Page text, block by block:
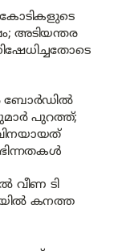
കോടികളുടെ
അടിയന്തര
ബോർഡിൽ
പുറത്ത്;
വീണ ടി
കനത്ത